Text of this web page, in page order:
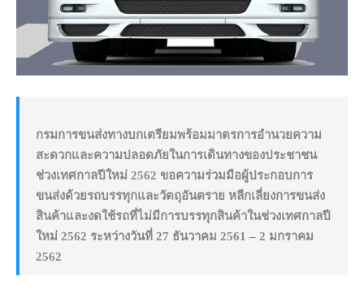
กรมการขนส่งทางบกเตรียมพร้อมมาตรการอำนวยความ
สะดวกและความปลอดภัยในการเดินทางของประชาชน
ช่วงเทศกาลปีใหม่ 2562 ขอความร่วมมือผู้ประกอบการ
ขนส่งด้วยรถบรรทุกและวัตถุอันตราย หลีกเลี่ยงการขนส่ง
สินค้าและงดใช้รถที่ไม่มีการบรรทุกสินค้าในช่วงเทศกาลปี
ใหม่ 2562 ระหว่างวันที่ 27 ธันวาคม 2561 – 2 มกราคม
2562